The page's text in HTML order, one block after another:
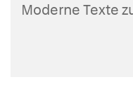
Prof. Dr. Jan Narveson
Moderne Texte